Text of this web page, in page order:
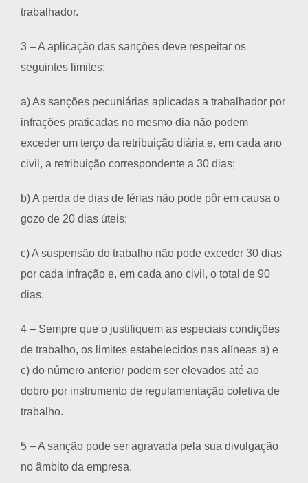
trabalhador.
3 – A aplicação das sanções deve respeitar os
seguintes limites:
a) As sanções pecuniárias aplicadas a trabalhador por
infrações praticadas no mesmo dia não podem
exceder um terço da retribuição diária e, em cada ano
civil, a retribuição correspondente a 30 dias;
b) A perda de dias de férias não pode pôr em causa o
gozo de 20 dias úteis;
c) A suspensão do trabalho não pode exceder 30 dias
por cada infração e, em cada ano civil, o total de 90
dias.
4 – Sempre que o justifiquem as especiais condições
de trabalho, os limites estabelecidos nas alíneas a) e
c) do número anterior podem ser elevados até ao
dobro por instrumento de regulamentação coletiva de
trabalho.
5 – A sanção pode ser agravada pela sua divulgação
no âmbito da empresa.